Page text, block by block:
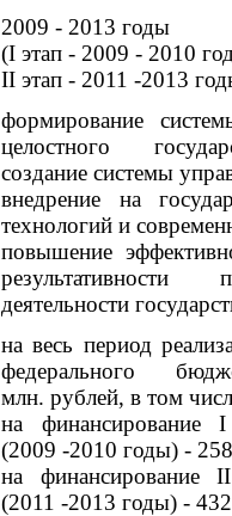
2009 - 2013 годы
(I этап - 2009 - 2010
II этап - 2011 -2013
формирование
целостного
создание системы
внедрение на
технологий и
повышение
результативности
деятельности
на весь период
федерального
млн. рублей, в том
на финансирование
(2009 -2010 годы) -
на финансирование
(2011 -2013 годы) -